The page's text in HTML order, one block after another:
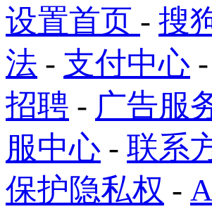
设置首页 - 搜
法 - 支付中心 -
招聘 - 广告服
服中心 - 联系
保护隐私权 -